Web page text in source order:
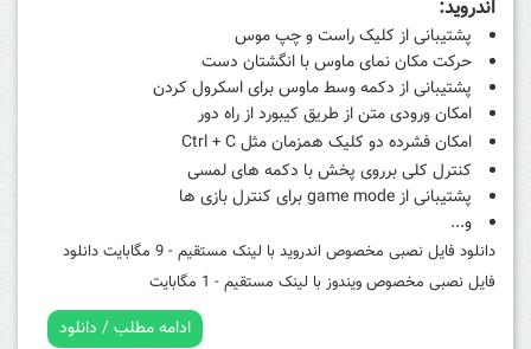
اندروید:
پشتیبانی از کلیک راست و چپ موس
حرکت مکان نمای ماوس با انگشتان دست
پشتیبانی از دکمه وسط ماوس برای اسکرول کردن
امکان ورودی متن از طریق کیبورد از راه دور
امکان فشرده دو کلیک همزمان مثل Ctrl
+ C
کنترل کلی برروی پخش با دکمه های لمسی
پشتیبانی از game mode برای کنترل بازی ها
و...
دانلود فایل نصبی مخصوص اندروید با لینک مستقیم - 9 مگابایت
دانلود
فایل نصبی مخصوص ویندوز با لینک مستقیم - 1 مگابایت
ادامه مطلب / دانلود